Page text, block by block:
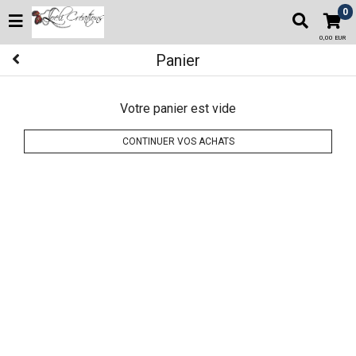
0
0,00 EUR
Panier
Votre panier est vide
CONTINUER VOS ACHATS